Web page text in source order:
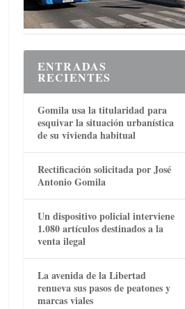
ENTRADAS
RECIENTES
Gomila usa la titularidad para
esquivar la situación urbanística
de su vivienda habitual
Rectificación solicitada por José
Antonio Gomila
Un dispositivo policial interviene
1.080 artículos destinados a la
venta ilegal
La avenida de la Libertad
renueva sus pasos de peatones y
marcas viales